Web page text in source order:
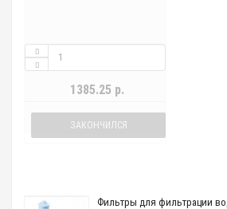
1385.25 р.
ЗАКОНЧИЛСЯ
Фильтры для фильтрации